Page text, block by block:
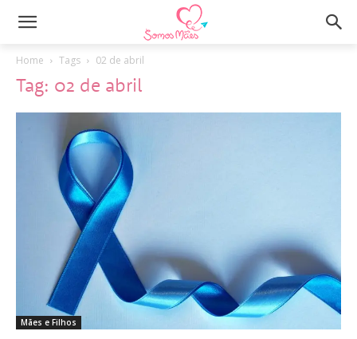
Home Tags 02 de abril
Tag: 02 de abril
Mães e Filhos